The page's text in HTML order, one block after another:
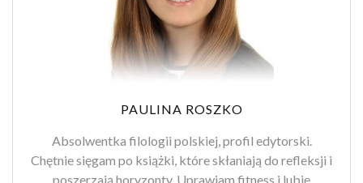
PAULINA ROSZKO
Absolwentka filologii polskiej, profil edytorski.
Chętnie sięgam po książki, które skłaniają do refleksji i
poszerzają horyzonty. Uprawiam fitness i lubię